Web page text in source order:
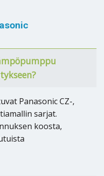
Panasonic CZ-,
sarjat.
koosta,